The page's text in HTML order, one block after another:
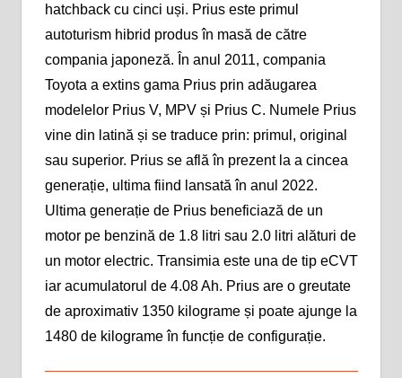
hatchback cu cinci uși. Prius este primul
autoturism hibrid produs în masă de către
compania japoneză. În anul 2011, compania
Toyota a extins gama Prius prin adăugarea
modelelor Prius V, MPV și Prius C. Numele Prius
vine din latină și se traduce prin: primul, original
sau superior. Prius se află în prezent la a cincea
generație, ultima fiind lansată în anul 2022.
Ultima generație de Prius beneficiază de un
motor pe benzină de 1.8 litri sau 2.0 litri alături de
un motor electric. Transimia este una de tip eCVT
iar acumulatorul de 4.08 Ah. Prius are o greutate
de aproximativ 1350 kilograme și poate ajunge la
1480 de kilograme în funcție de configurație.